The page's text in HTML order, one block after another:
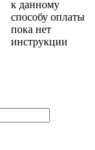
к данному
способу оплаты
пока нет
инструкции